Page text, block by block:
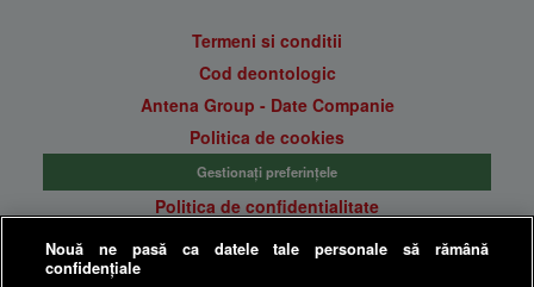
Termeni si conditii
Cod deontologic
Antena Group - Date Companie
Politica de cookies
Gestionați preferințele
Politica de confidentialitate
Anunturi gratuite pe Lajumate.ro
Nouă ne pasă ca datele tale personale să rămână
confidențiale